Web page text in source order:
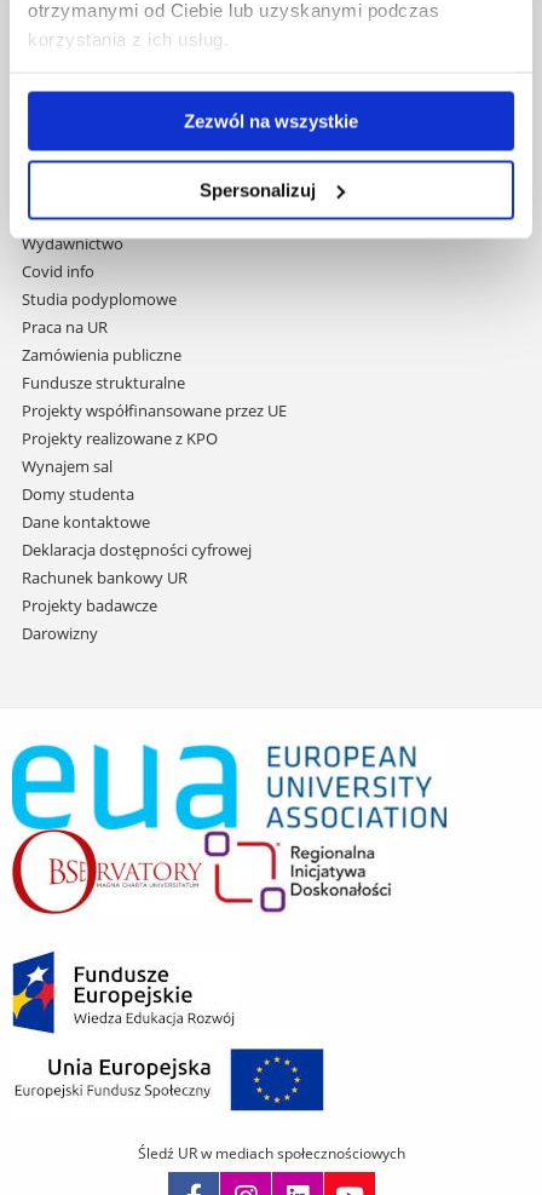
otrzymanymi od Ciebie lub uzyskanymi podczas
korzystania z ich usług.
Zezwól na wszystkie
Spersonalizuj
Uniwersytet Rzeszowski
Pomiń
przejdź
do
treści
Polityka prywatności
Biblioteka
Wydawnictwo
Covid info
Studia podyplomowe
Praca na UR
Zamówienia publiczne
Fundusze strukturalne
Projekty współfinansowane przez UE
Projekty realizowane z KPO
Wynajem sal
Domy studenta
Dane kontaktowe
Deklaracja dostępności cyfrowej
Rachunek bankowy UR
Projekty badawcze
Darowizny
Śledź UR w mediach społecznościowych